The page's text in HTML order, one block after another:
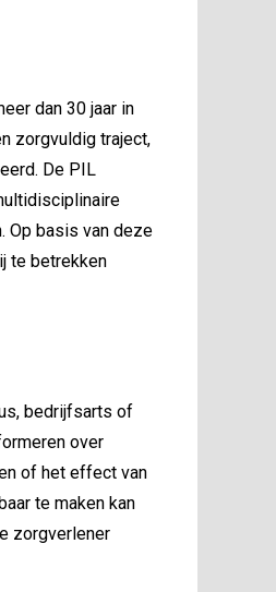
dan 30 jaar in
zorgvuldig traject,
De PIL
Op basis van deze
te betrekken
bedrijfsarts of
over
of het effect van
te maken kan
zorgverlener